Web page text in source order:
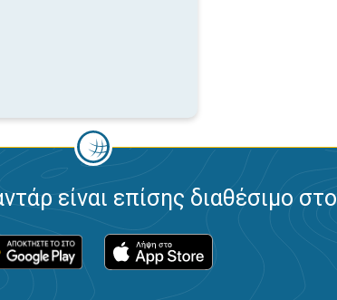
είναι επίσης διαθέσιμο στο